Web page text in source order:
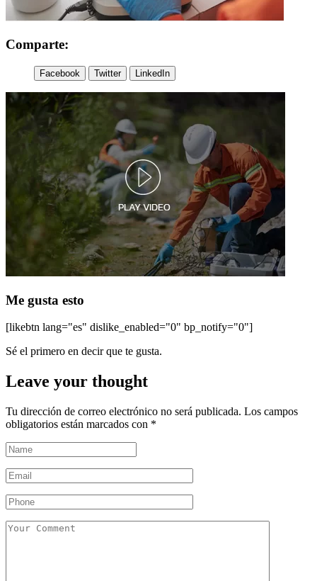
Comparte:
Facebook Twitter LinkedIn
Me gusta esto
[likebtn lang="es" dislike_enabled="0" bp_notify="0"]
Sé el primero en decir que te gusta.
Leave your thought
Tu dirección de correo electrónico no será publicada. Los campos
obligatorios están marcados con *